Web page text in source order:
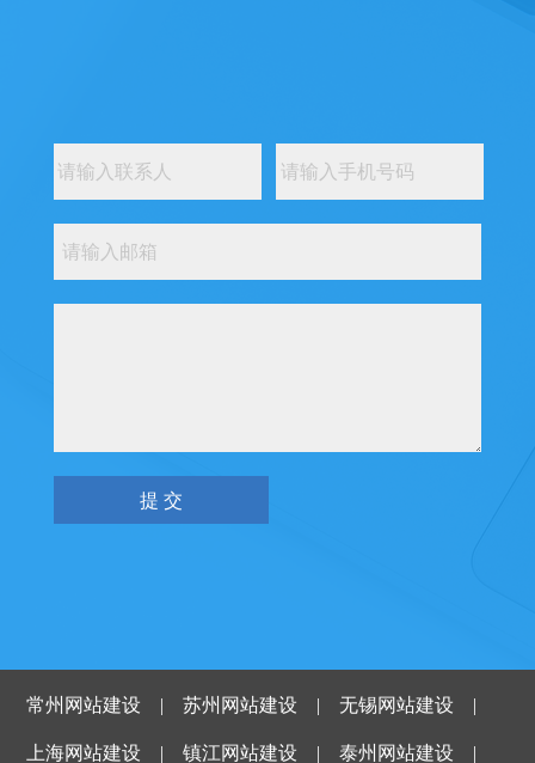
常州网站建设 |苏州网站建设 |无锡网站建设 |
上海网站建设 |镇江网站建设 |泰州网站建设 |